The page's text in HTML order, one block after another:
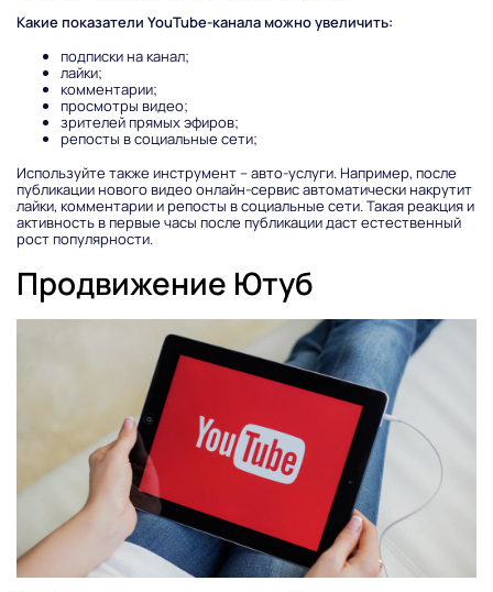
Какие показатели YouTube-канала можно увеличить:
подписки на канал;
лайки;
комментарии;
просмотры видео;
зрителей прямых эфиров;
репосты в социальные сети;
Используйте также инструмент – авто-услуги. Например, после
публикации нового видео онлайн-сервис автоматически накрутит
лайки, комментарии и репосты в социальные сети. Такая реакция и
активность в первые часы после публикации даст естественный
рост популярности.
Продвижение Ютуб